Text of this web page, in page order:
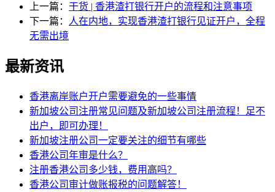
上一篇： 干货 | 香港渣打银行开户的流程和注意事项
下一篇：
人在内地，实现香港渣打银行见证开户，全程
无需出境
最新资讯
香港离岸账户开户需要避免的一些事情
新加坡公司注册常见问题及新加坡公司注册流程！足不
出户，即可办理！
新加坡注册公司一定要关注的细节有哪些
香港公司年审是什么？
注册香港公司多少钱，费用高吗？
香港公司审计做账报税的问题解答！